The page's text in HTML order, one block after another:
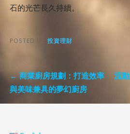
石的光芒長久持續。
POSTED IN: 投資理財
Post
navigation
← 商業廚房規劃：打造效率
與美味兼具的夢幻廚房
流